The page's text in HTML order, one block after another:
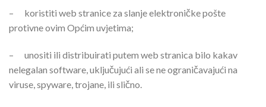
– koristiti web stranice za slanje elektroničke pošte
protivne ovim Općim uvjetima;
– unositi ili distribuirati putem web stranica bilo kakav
nelegalan software, uključujući ali se ne ograničavajući na
viruse, spyware, trojane, ili slično.